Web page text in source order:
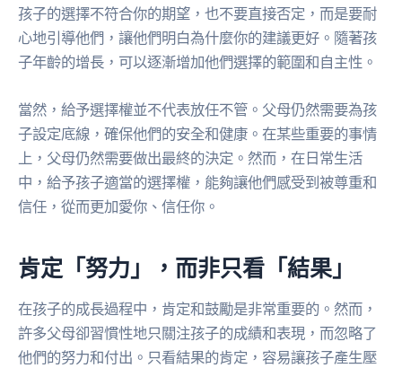
孩子的選擇不符合你的期望，也不要直接否定，而是要耐
心地引導他們，讓他們明白為什麼你的建議更好。隨著孩
子年齡的增長，可以逐漸增加他們選擇的範圍和自主性。
當然，給予選擇權並不代表放任不管。父母仍然需要為孩
子設定底線，確保他們的安全和健康。在某些重要的事情
上，父母仍然需要做出最終的決定。然而，在日常生活
中，給予孩子適當的選擇權，能夠讓他們感受到被尊重和
信任，從而更加愛你、信任你。
肯定「努力」，而非只看「結果」
在孩子的成長過程中，肯定和鼓勵是非常重要的。然而，
許多父母卻習慣性地只關注孩子的成績和表現，而忽略了
他們的努力和付出。只看結果的肯定，容易讓孩子產生壓